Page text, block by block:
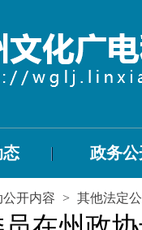
态 政务公
开内容 > 其他法定